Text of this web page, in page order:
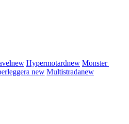
new Hypermotardnew Monster
new Multistradanew